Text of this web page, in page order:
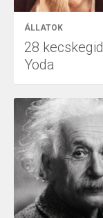
ÁLLATOK
28
Yoda